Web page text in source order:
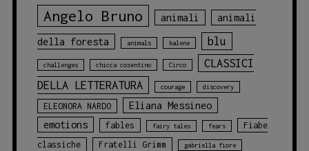
Angelo Bruno animali animali
della foresta animals balene blu
challenges chicca cosentino Circo
CLASSICI
DELLA LETTERATURA
courage discovery
ELEONORA NARDO
Eliana Messineo
emotions
fables fairy tales fears
Fiabe
classiche
Fratelli Grimm gabriella fiore